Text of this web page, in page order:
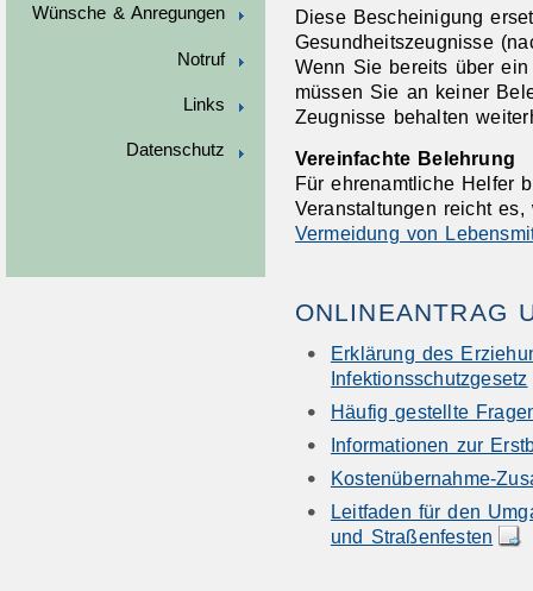
Wünsche & Anregungen
Notruf
Links
Datenschutz
Diese Bescheinigung
Gesundheitszeugnisse
Wenn Sie bereits über
müssen Sie an keiner
Zeugnisse behalten
Vereinfachte Belehrung
Für ehrenamtliche Helfer
Veranstaltungen reicht
Vermeidung von
ONLINEANTRAG
Erklärung des
Infektionsschutzgesetz
Häufig gestellte
Informationen zur
Kostenübernahme-
Leitfaden für den
und Straßenfesten